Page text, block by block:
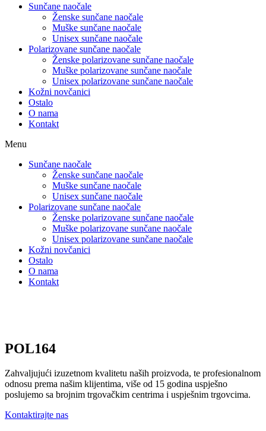
Sunčane naočale
Ženske sunčane naočale
Muške sunčane naočale
Unisex sunčane naočale
Polarizovane sunčane naočale
Ženske polarizovane sunčane naočale
Muške polarizovane sunčane naočale
Unisex polarizovane sunčane naočale
Kožni novčanici
Ostalo
O nama
Kontakt
Menu
Sunčane naočale
Ženske sunčane naočale
Muške sunčane naočale
Unisex sunčane naočale
Polarizovane sunčane naočale
Ženske polarizovane sunčane naočale
Muške polarizovane sunčane naočale
Unisex polarizovane sunčane naočale
Kožni novčanici
Ostalo
O nama
Kontakt
POL164
Zahvaljujući izuzetnom kvalitetu naših proizvoda, te profesionalnom
odnosu prema našim klijentima, više od 15 godina uspješno
poslujemo sa brojnim trgovačkim centrima i uspješnim trgovcima.
Kontaktirajte nas